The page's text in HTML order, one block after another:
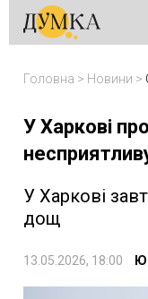
Головна > Новини >
У Харкові
У Харкові
дощ
13.05.2026, 18:00